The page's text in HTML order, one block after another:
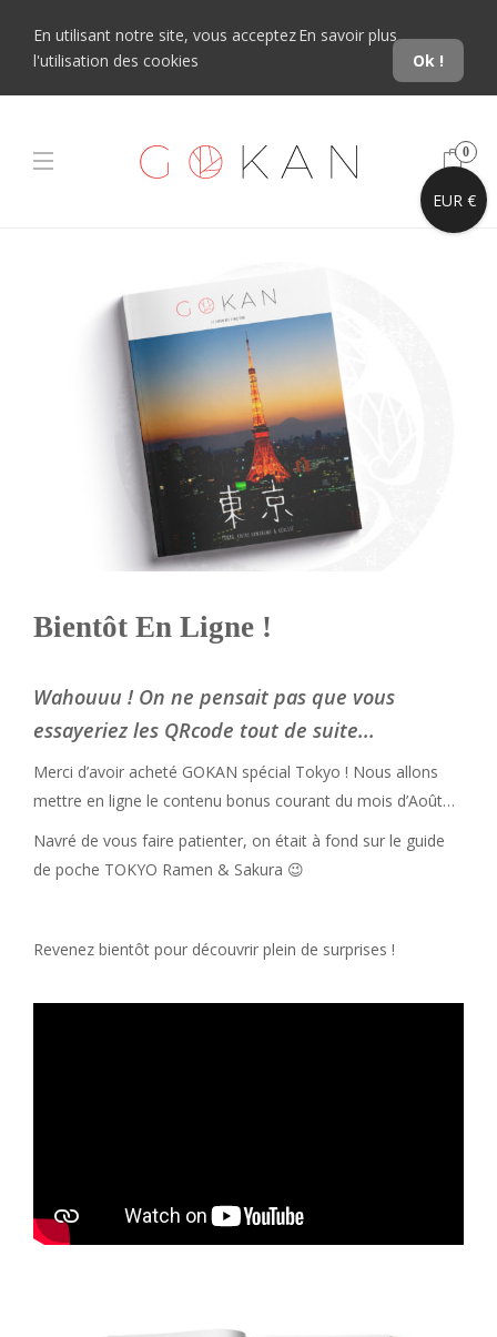
En utilisant notre site, vous acceptez
l'utilisation des cookies
En savoir plus
Ok !
0
Bientôt En Ligne !
Wahouuu ! On ne pensait pas que vous
essayeriez les QRcode tout de suite...
Merci d’avoir acheté GOKAN spécial Tokyo ! Nous allons
mettre en ligne le contenu bonus courant du mois d’Août…
Navré de vous faire patienter, on était à fond sur le guide
de poche TOKYO Ramen & Sakura 😉
Revenez bientôt pour découvrir plein de surprises !
EUR €